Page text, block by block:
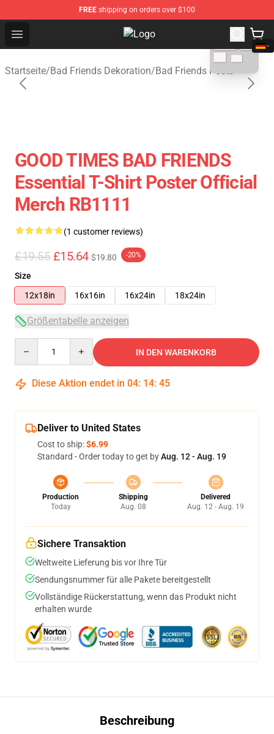
FREE shipping on orders over $100
Open menu Bad Friends Shop - Official Bad
Startseite/Bad Friends Dekoration/Bad Friends Posts
blank template
GOOD TIMES BAD FRIENDS
Essential T-Shirt Poster Official
Merch RB1111
(1 customer reviews)
£19.55 £15.64 $19.80 -20%
Size
12x18in
16x16in 16x24in 18x24in
Größentabelle anzeigen
IN DEN WARENKORB
Diese Aktion endet in 04: 14: 45
Deliver to United States
Cost to ship:$6.99
Standard - Order today to get byAug. 12 - Aug. 19
Production
Today
Shipping
Aug. 08
Delivered
Aug. 12 - Aug. 19
Sichere Transaktion
Weltweite Lieferung bis vor Ihre Tür
Sendungsnummer für alle Pakete bereitgestellt
Vollständige Rückerstattung, wenn das Produkt nicht
erhalten wurde
Beschreibung